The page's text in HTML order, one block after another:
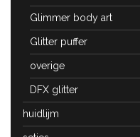
Glimmer body art
Glitter puffer
overige
DFX glitter
huidlijm